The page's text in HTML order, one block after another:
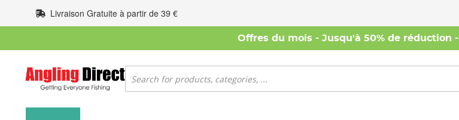
au
contenu
Livraison Gratuite à partir de 39 €
Offres du mois - Jusqu'à 50% de réduction -
Rechercher